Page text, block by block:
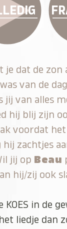
je dat de zon
van de
jij van alles
hij blij zijn
voordat
hij zachtjes
jij op Beau
hij/zij ook
KOES in de
liedje dan